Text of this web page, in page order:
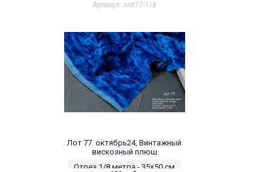
Артикул: лот77-1/8
Лот 77. октябрь24, Винтажный
вискозный плюш
Отрез 1/8 метра - 35х50 см